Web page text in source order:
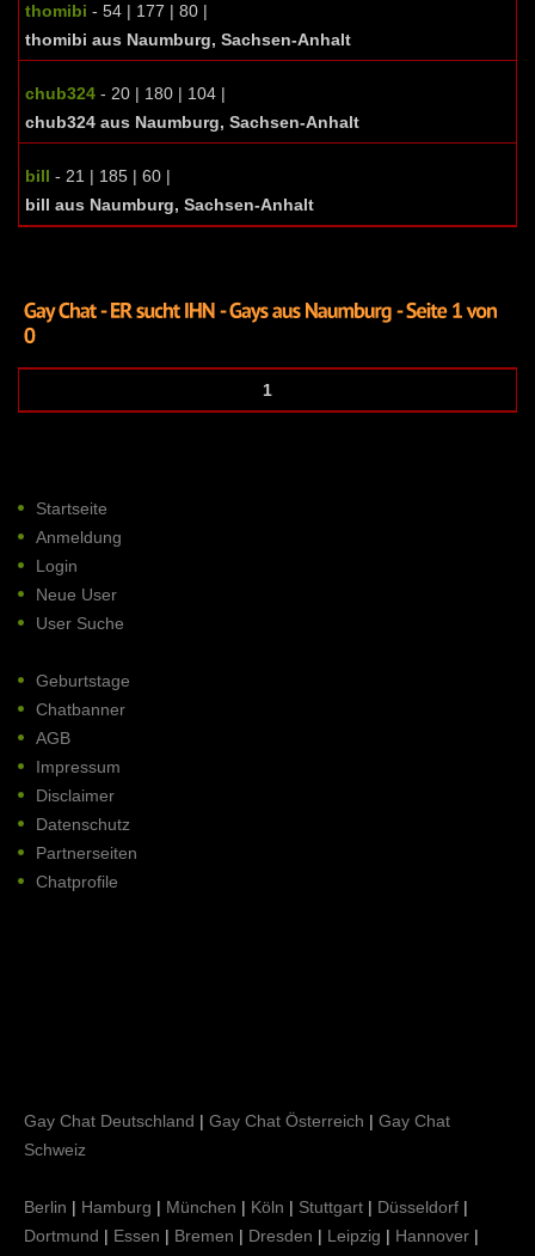
thomibi - 54 | 177 | 80 |
thomibi aus Naumburg, Sachsen-Anhalt
chub324 - 20 | 180 | 104 |
chub324 aus Naumburg, Sachsen-Anhalt
bill - 21 | 185 | 60 |
bill aus Naumburg, Sachsen-Anhalt
1
Startseite
Anmeldung
Login
Neue User
User Suche
Geburtstage
Chatbanner
AGB
Impressum
Disclaimer
Datenschutz
Partnerseiten
Chatprofile
Gay Chat Deutschland | Gay Chat Österreich | Gay Chat
Schweiz
Berlin | Hamburg | München | Köln | Stuttgart | Düsseldorf |
Dortmund | Essen | Bremen | Dresden | Leipzig | Hannover |